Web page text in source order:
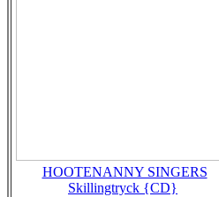
HOOTENANNY SINGERS
Skillingtryck {CD}